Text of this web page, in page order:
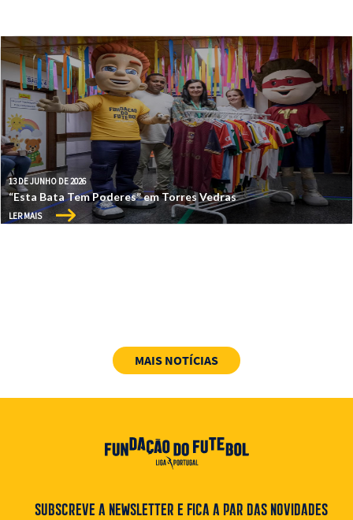
13 DE JUNHO DE 2026
“Esta Bata Tem Poderes” em Torres Vedras
LER MAIS
MAIS NOTÍCIAS
SUBSCREVE A NEWSLETTER E FICA A PAR DAS NOVIDADES